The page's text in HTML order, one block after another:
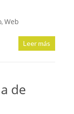
, Web
Leer más
de